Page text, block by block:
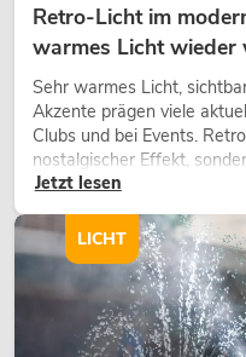
Retro-Licht im
warmes Licht wieder
Sehr warmes Licht,
Akzente prägen viele
Clubs und bei Events.
nostalgischer Effekt,
Gestaltungsmittel: Es
wirken lassen.
Jetzt lesen
LICHT